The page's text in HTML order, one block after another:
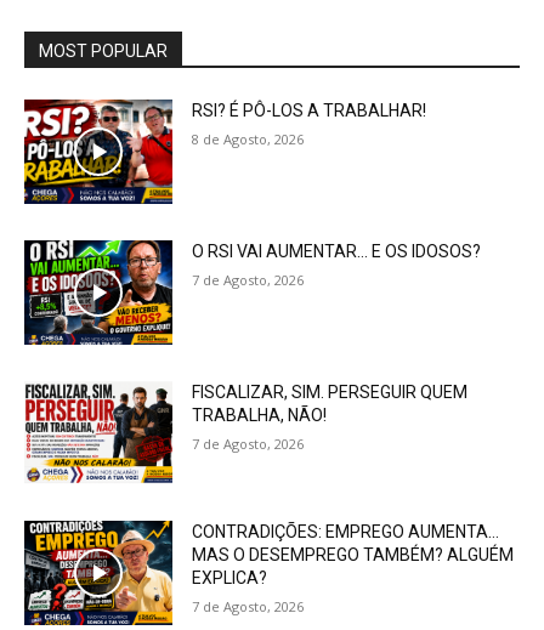
MOST POPULAR
RSI? É PÔ-LOS A TRABALHAR!
8 de Agosto, 2026
O RSI VAI AUMENTAR… E OS IDOSOS?
7 de Agosto, 2026
FISCALIZAR, SIM. PERSEGUIR QUEM
TRABALHA, NÃO!
7 de Agosto, 2026
CONTRADIÇÕES: EMPREGO AUMENTA…
MAS O DESEMPREGO TAMBÉM? ALGUÉM
EXPLICA?
7 de Agosto, 2026